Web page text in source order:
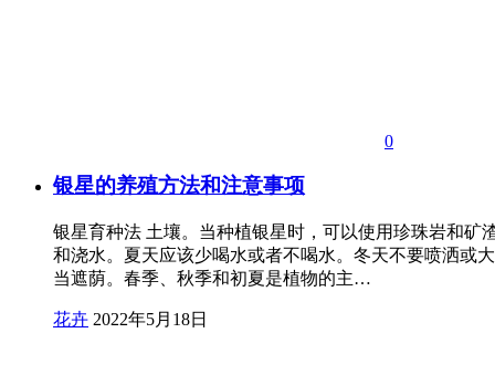
0
银星的养殖方法和注意事项
银星育种法 土壤。当种植银星时，可以使用珍珠岩和
和浇水。夏天应该少喝水或者不喝水。冬天不要喷洒或
当遮荫。春季、秋季和初夏是植物的主…
花卉 2022年5月18日